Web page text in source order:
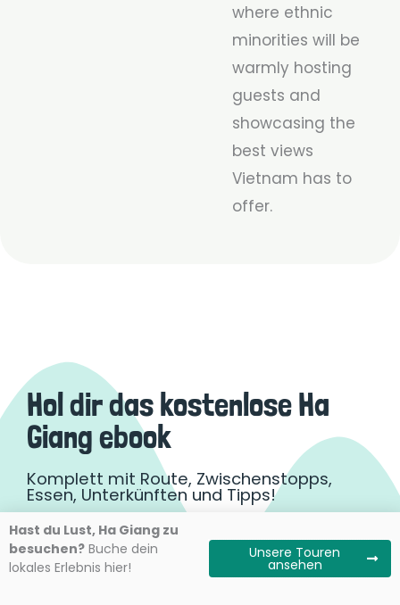
where ethnic
minorities will be
warmly hosting
guests and
showcasing the
best views
Vietnam has to
offer.
Hol dir das kostenlose Ha
Giang ebook
Komplett mit Route, Zwischenstopps,
Essen, Unterkünften und Tipps!
Vorname
(erforderlich)
Vorname
Hast du Lust, Ha Giang zu
besuchen? Buche dein
lokales Erlebnis hier!
Unsere Touren
ansehen